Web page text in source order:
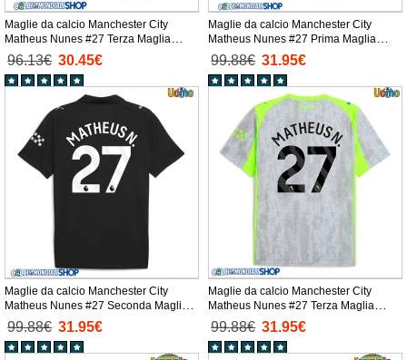
Maglie da calcio Manchester City
Matheus Nunes #27 Terza Maglia
Bambino 2025-26 Manica Corta +
Pantaloni corti)
96.13€ 30.45€
Maglie da calcio Manchester City
Matheus Nunes #27 Prima Maglia
2025-26 Manica Corta
99.88€ 31.95€
Maglie da calcio Manchester City
Matheus Nunes #27 Seconda Maglia
2025-26 Manica Corta
99.88€ 31.95€
Maglie da calcio Manchester City
Matheus Nunes #27 Terza Maglia
2025-26 Manica Corta
99.88€ 31.95€